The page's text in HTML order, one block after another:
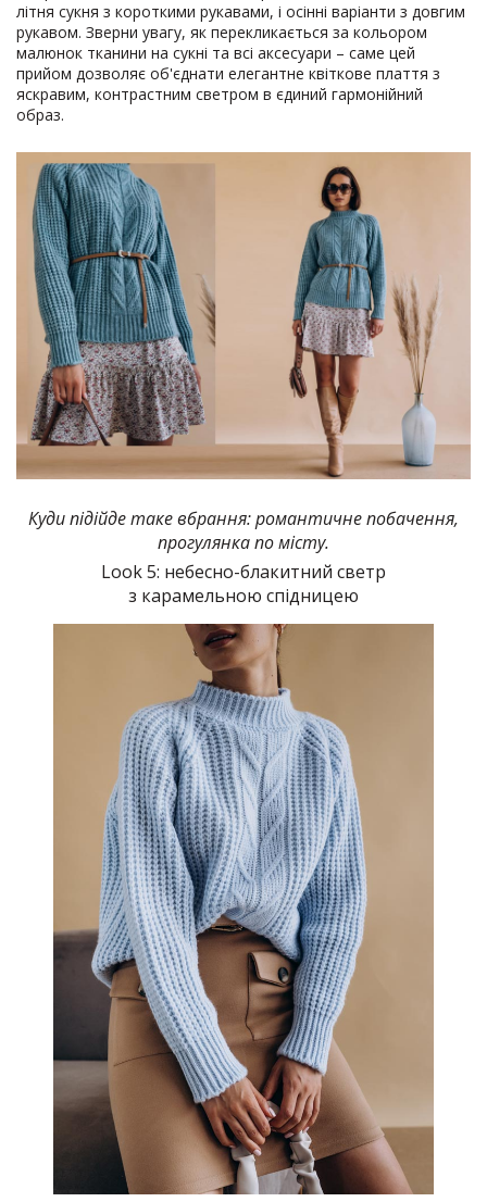
літня сукня з короткими рукавами, і осінні варіанти з довгим
рукавом. Зверни увагу, як перекликається за кольором
малюнок тканини на сукні та всі аксесуари – саме цей
прийом дозволяє об'єднати елегантне квіткове плаття з
яскравим, контрастним светром в єдиний гармонійний
образ.
Куди підійде таке вбрання: романтичне побачення,
прогулянка по місту.
Look 5: небесно-блакитний светр
з карамельною спідницею